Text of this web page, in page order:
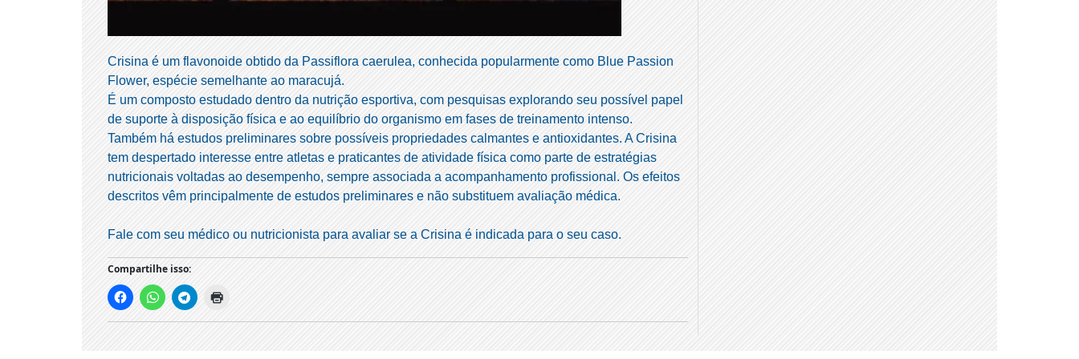
Crisina é um flavonoide obtido da Passiflora caerulea, conhecida popularmente como Blue Passion
Flower, espécie semelhante ao maracujá.
É um composto estudado dentro da nutrição esportiva, com pesquisas explorando seu possível papel
de suporte à disposição física e ao equilíbrio do organismo em fases de treinamento intenso.
Também há estudos preliminares sobre possíveis propriedades calmantes e antioxidantes. A Crisina
tem despertado interesse entre atletas e praticantes de atividade física como parte de estratégias
nutricionais voltadas ao desempenho, sempre associada a acompanhamento profissional. Os efeitos
descritos vêm principalmente de estudos preliminares e não substituem avaliação médica.
Fale com seu médico ou nutricionista para avaliar se a Crisina é indicada para o seu caso.
Compartilhe isso: